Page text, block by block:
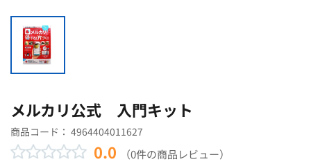
メルカリ公式 入門キット
商品コード： 4964404011627
0.0 （0件の商品レビュー）